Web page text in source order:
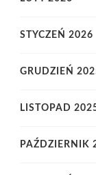
STYCZEŃ 2026
GRUDZIEŃ
LISTOPAD
PAŹDZIERNIK